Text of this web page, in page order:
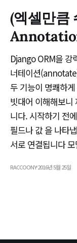
(엑셀만큼
Django ORM을 강
너테이션
두 기능이 명쾌하
빗대어 이해해보니
니다. 시작하기 전
필드나 값 을 나타
서로 연결됩니다 모
RACCOONY2016년 5월 25일